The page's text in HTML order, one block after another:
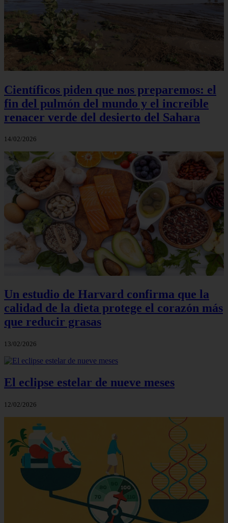
Científicos piden que nos preparemos: el
fin del pulmón del mundo y el increíble
renacer verde del desierto del Sahara
14/02/2026
Un estudio de Harvard confirma que la
calidad de la dieta protege el corazón más
que reducir grasas
13/02/2026
El eclipse estelar de nueve meses
12/02/2026